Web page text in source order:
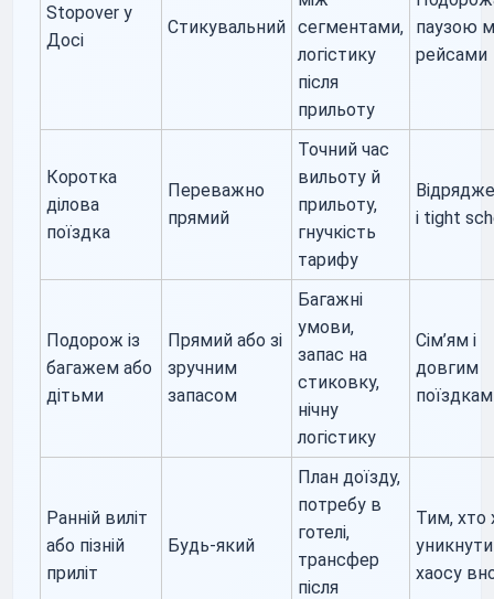
Stopover у
Досі
Стикувальний сегментами,
логістику
після
прильоту
паузою
рейсами
Коротка
ділова
поїздка
Переважно
прямий
Точний час
вильоту й
прильоту,
гнучкість
тарифу
і tight
Подорож із
багажем або
дітьми
Прямий або зі
зручним
запасом
Багажні
умови,
запас на
стиковку,
нічну
логістику
Сім’ям і
довгим
поїздкам
Ранній виліт
або пізній
приліт
Будь-який
План доїзду,
потребу в
готелі,
трансфер
після
Тим, хто
уникнути
хаосу